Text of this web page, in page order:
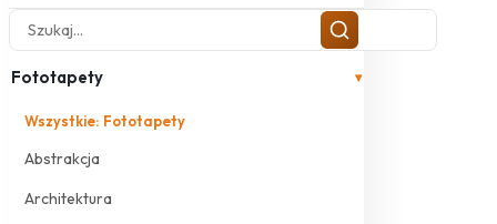
Fototapety ▾
Wszystkie: Fototapety
Abstrakcja
Architektura